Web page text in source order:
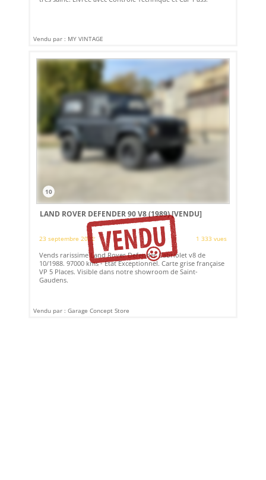
Vendu par : MY VINTAGE
10
LAND ROVER DEFENDER 90 V8 (1989)[VENDU]
23 septembre 2022 1 333 vues
Vends rarissime Land Rover Defender Cabriolet v8 de
10/1988. 97000 kms - Etat Exceptionnel. Carte grise française
VP 5 Places. Visible dans notre showroom de Saint-
Gaudens.
Vendu par : Garage Concept Store